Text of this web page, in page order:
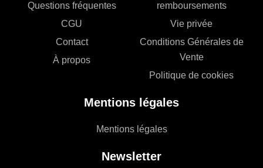
Questions fréquentes
CGU
Contact
À propos
remboursements
Vie privée
Conditions Générales de
Vente
Politique de cookies
Mentions légales
Mentions légales
Newsletter